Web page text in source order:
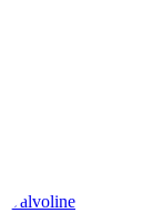
Valvoline